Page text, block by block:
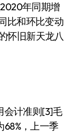
年同期增
比和环比变动
怀旧新天龙八
会计准则[3]毛
，上一季